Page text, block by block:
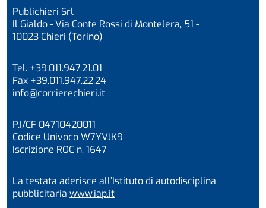
Publichieri Srl
Il Gialdo - Via Conte Rossi di Montelera, 51 -
10023 Chieri (Torino)
Tel. +39.011.947.21.01
Fax +39.011.947.22.24
info@corrierechieri.it
P.I/CF 04710420011
Codice Univoco W7YVJK9
Iscrizione ROC n. 1647
La testata aderisce all’Istituto di autodisciplina
pubblicitariawww.iap.it